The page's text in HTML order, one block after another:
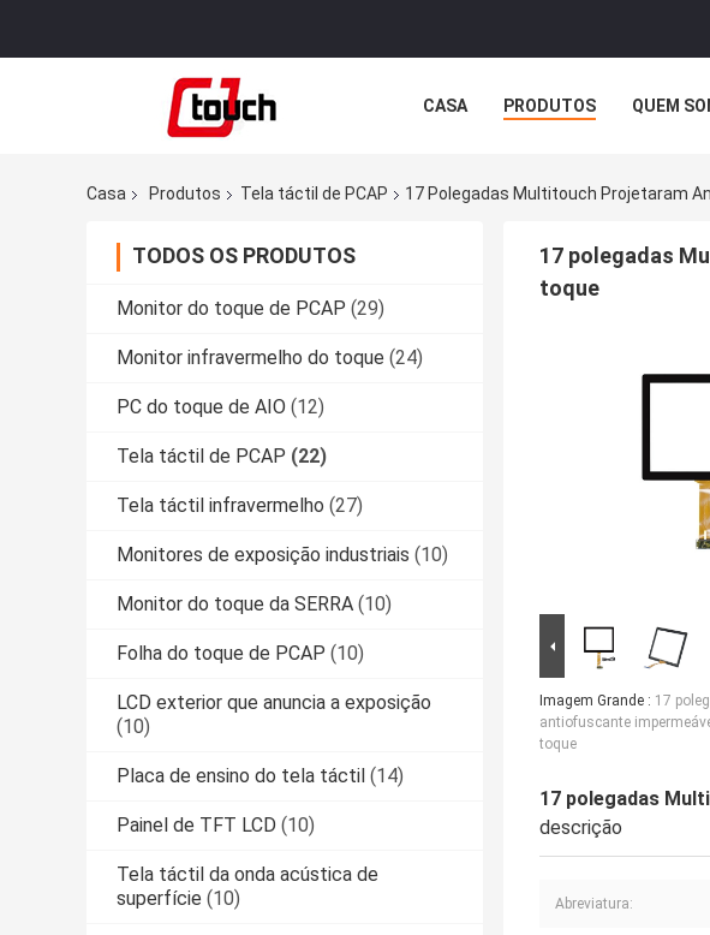
CASA PRODUTOS QUEM
Casa Produtos Tela táctil de PCAP 17 Polegadas Multitouch Projetaram
TODOS OS PRODUTOS
Monitor do toque de PCAP (29)
Monitor infravermelho do toque (24)
PC do toque de AIO (12)
Tela táctil de PCAP (22)
Tela táctil infravermelho (27)
Monitores de exposição industriais (10)
Monitor do toque da SERRA (10)
Folha do toque de PCAP (10)
LCD exterior que anuncia a exposição
(10)
Placa de ensino do tela táctil (14)
Painel de TFT LCD (10)
Tela táctil da onda acústica de
superfície (10)
17 polegadas
toque
Imagem Grande : 17
antiofuscante
toque
17 polegadas
descrição
Abreviatura: